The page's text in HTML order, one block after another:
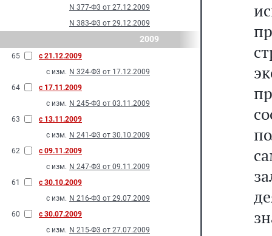
N 377-Ф3 от 27.12.2009
N 383-Ф3 от 29.12.2009
2009
65
с 21.12.2009
с изм. N 324-Ф3 от 17.12.2009
64
с 17.11.2009
с изм. N 245-Ф3 от 03.11.2009
63
с 13.11.2009
с изм. N 241-Ф3 от 30.10.2009
62
с 09.11.2009
с изм. N 247-Ф3 от 09.11.2009
61
с 30.10.2009
с изм. N 216-Ф3 от 29.07.2009
60
с 30.07.2009
с изм. N 215-Ф3 от 27.07.2009